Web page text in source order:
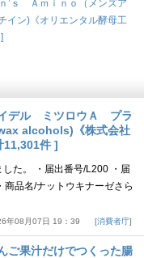
’ｓ Ａｍｉｎｏ（メンズア
イン)《オリエンタル酵母工
イデル ミツロウＡ プラ
alcohols)《株式会社
11,301件 ]
た。 ・届出番号/L200 ・届
品名/ナットウキナーゼさら
年08月07日 19：39 消費者庁
ご果汁だけでつくった腸